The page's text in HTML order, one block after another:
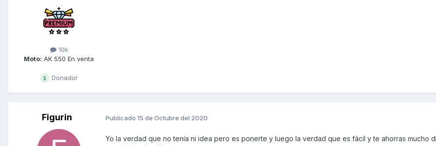
10k
Moto: AK 550 En venta
Donador
Figurin Publicado 15 de Octubre del 2020
Yo la verdad que no tenía ni idea pero es ponerte y luego la verdad que es fácil y te ahorras mucho